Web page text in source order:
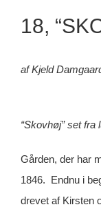
18,
af Kjeld
“Skovhøj” set fra
Gården, der har
1846. Endnu i
drevet af Kirsten